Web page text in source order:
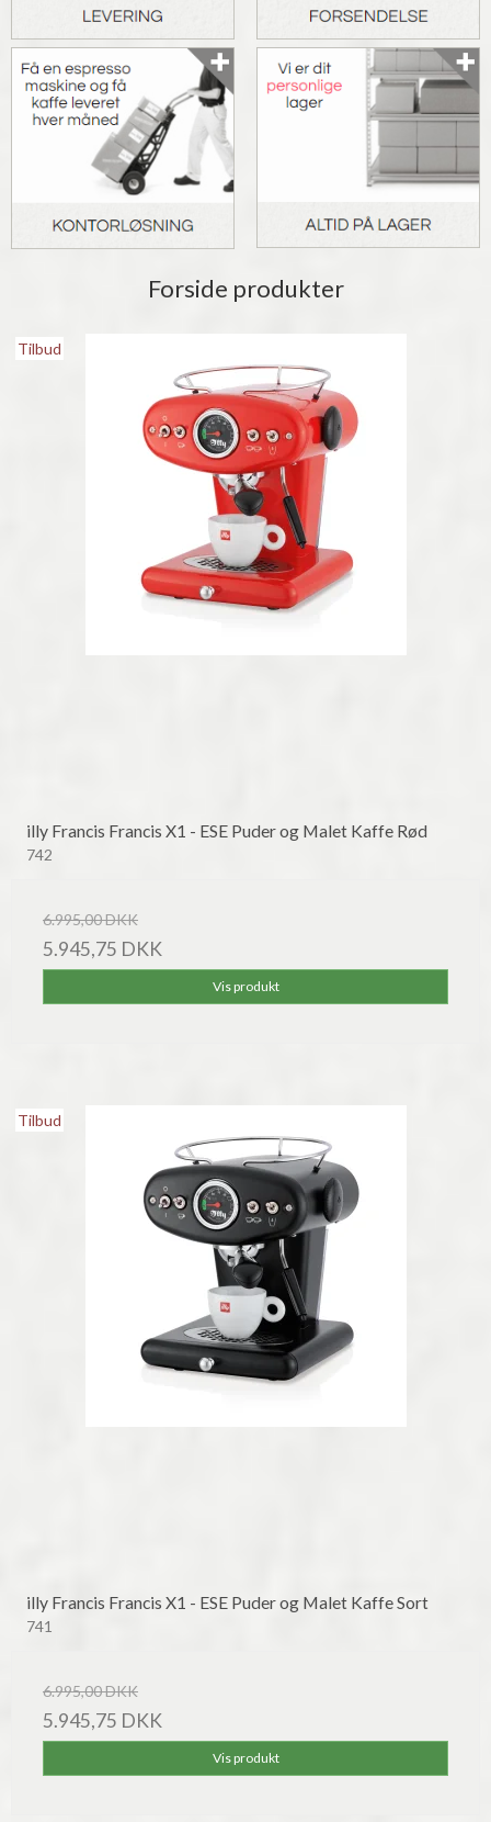
Forside produkter
Tilbud
illy Francis Francis X1 - ESE Puder og Malet Kaffe Rød
742
6.995,00 DKK
5.945,75 DKK
Vis produkt
Tilbud
illy Francis Francis X1 - ESE Puder og Malet Kaffe Sort
741
6.995,00 DKK
5.945,75 DKK
Vis produkt